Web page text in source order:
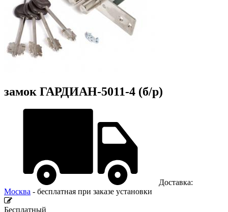
замок ГАРДИАН-5011-4 (б/р)
Доставка:
Москва - бесплатная при заказе установки
Бесплатный